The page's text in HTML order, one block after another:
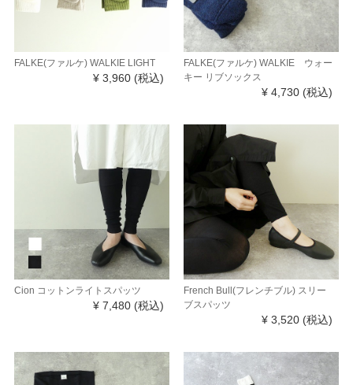
FALKE(ファルケ) WALKIE LIGHT
¥ 3,960 (税込)
FALKE(ファルケ) WALKIE ウォー
キー リブソックス
¥ 4,730 (税込)
Cion コットンライトスパッツ
¥ 7,480 (税込)
French Bull(フレンチブル) スリー
ブスパッツ
¥ 3,520 (税込)